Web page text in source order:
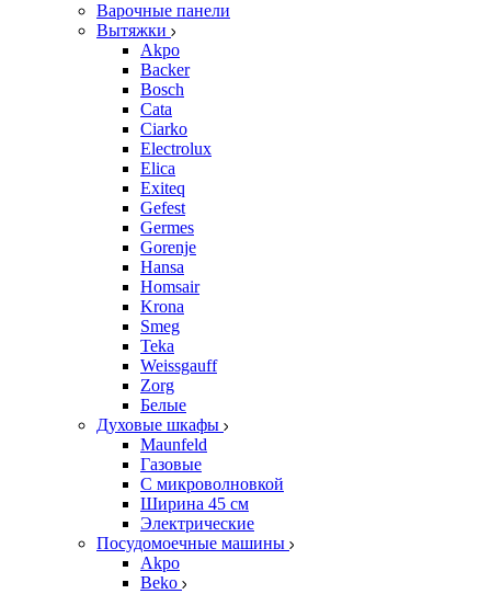
Варочные панели
Вытяжки
Akpo
Backer
Bosch
Cata
Ciarko
Electrolux
Elica
Exiteq
Gefest
Germes
Gorenje
Hansa
Homsair
Krona
Smeg
Teka
Weissgauff
Zorg
Белые
Духовые шкафы
Maunfeld
Газовые
С микроволновкой
Ширина 45 см
Электрические
Посудомоечные машины
Akpo
Beko